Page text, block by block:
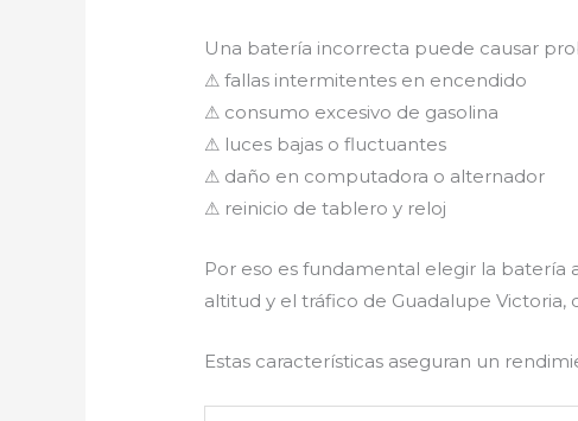
Una batería incorrecta puede causar
⚠ fallas intermitentes en encendido
⚠ consumo excesivo de gasolina
⚠ luces bajas o fluctuantes
⚠ daño en computadora o alternador
⚠ reinicio de tablero y reloj
Por eso es fundamental elegir la batería
altitud y el tráfico de Guadalupe
Estas características aseguran un